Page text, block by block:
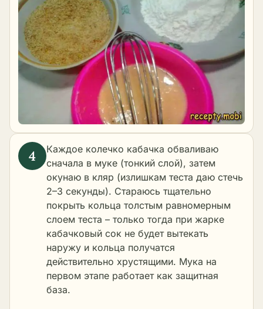
Каждое колечко кабачка обваливаю
сначала в муке (тонкий слой), затем
окунаю в кляр (излишкам теста даю стечь
2–3 секунды). Стараюсь тщательно
покрыть кольца толстым равномерным
слоем теста – только тогда при жарке
кабачковый сок не будет вытекать
наружу и кольца получатся
действительно хрустящими. Мука на
первом этапе работает как защитная
база.